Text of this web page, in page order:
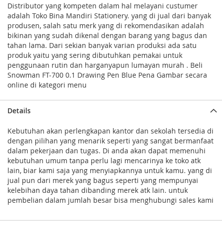
Distributor yang kompeten dalam hal melayani custumer
adalah Toko Bina Mandiri Stationery. yang di jual dari banyak
produsen, salah satu merk yang di rekomendasikan adalah
bikinan yang sudah dikenal dengan barang yang bagus dan
tahan lama. Dari sekian banyak varian produksi ada satu
produk yaitu yang sering dibutuhkan pemakai untuk
penggunaan rutin dan harganyapun lumayan murah . Beli
Snowman FT-700 0.1 Drawing Pen Blue Pena Gambar secara
online di kategori menu
Details
Kebutuhan akan perlengkapan kantor dan sekolah tersedia di
dengan pilihan yang menarik seperti yang sangat bermanfaat
dalam pekerjaan dan tugas. Di anda akan dapat memenuhi
kebutuhan umum tanpa perlu lagi mencarinya ke toko atk
lain, biar kami saja yang menyiapkannya untuk kamu. yang di
jual pun dari merek yang bagus seperti yang mempunyai
kelebihan daya tahan dibanding merek atk lain. untuk
pembelian dalam jumlah besar bisa menghubungi sales kami